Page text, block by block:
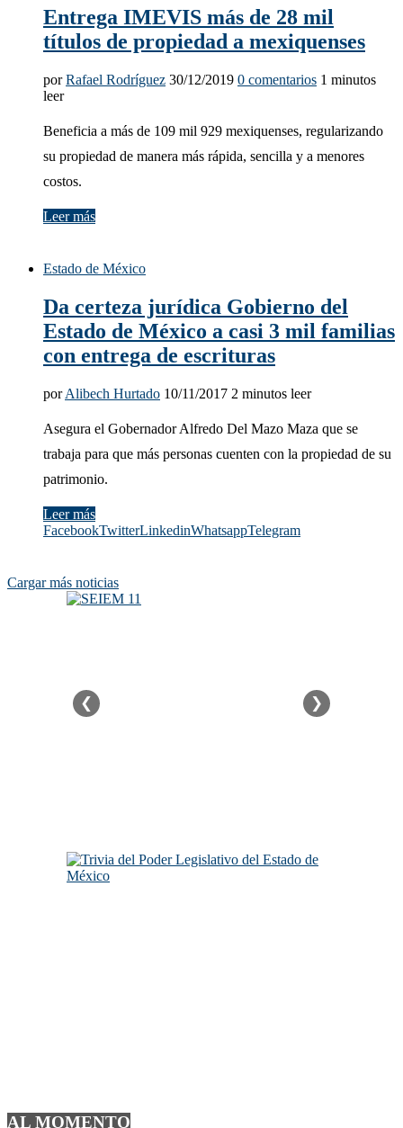
Entrega IMEVIS más de 28 mil
títulos de propiedad a mexiquenses
porRafael Rodríguez 30/12/2019 0 comentarios 1 minutos
leer
Beneficia a más de 109 mil 929 mexiquenses, regularizando
su propiedad de manera más rápida, sencilla y a menores
costos.
Leer más
Estado de México
Da certeza jurídica Gobierno del
Estado de México a casi 3 mil familias
con entrega de escrituras
porAlibech Hurtado 10/11/2017 2 minutos leer
Asegura el Gobernador Alfredo Del Mazo Maza que se
trabaja para que más personas cuenten con la propiedad de su
patrimonio.
Leer más
FacebookTwitterLinkedinWhatsappTelegram
Cargar más noticias
❮ ❯
AL MOMENTO